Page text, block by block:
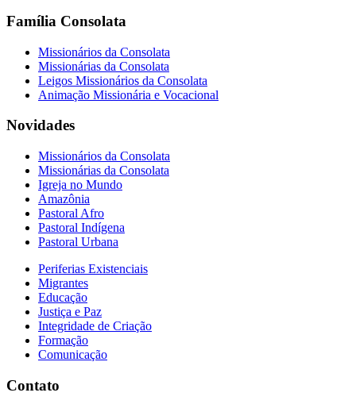
Família Consolata
Missionários da Consolata
Missionárias da Consolata
Leigos Missionários da Consolata
Animação Missionária e Vocacional
Novidades
Missionários da Consolata
Missionárias da Consolata
Igreja no Mundo
Amazônia
Pastoral Afro
Pastoral Indígena
Pastoral Urbana
Periferias Existenciais
Migrantes
Educação
Justiça e Paz
Integridade de Criação
Formação
Comunicação
Contato